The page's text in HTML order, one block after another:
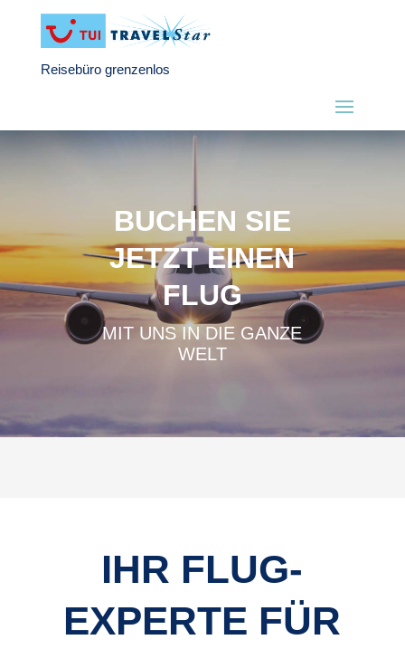
Reisebüro grenzenlos
BUCHEN SIE
JETZT EINEN
FLUG
MIT UNS IN DIE GANZE
WELT
IHR FLUG-
EXPERTE FÜR